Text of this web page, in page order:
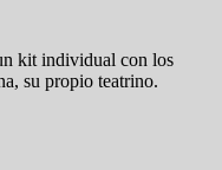
kit individual con los
su propio teatrino.